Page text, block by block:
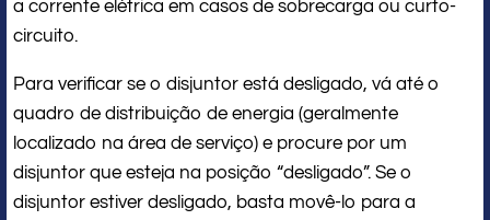
a corrente elétrica em casos de sobrecarga ou curto-
circuito.
Para verificar se o disjuntor está desligado, vá até o
quadro de distribuição de energia (geralmente
localizado na área de serviço) e procure por um
disjuntor que esteja na posição “desligado”. Se o
disjuntor estiver desligado, basta movê-lo para a